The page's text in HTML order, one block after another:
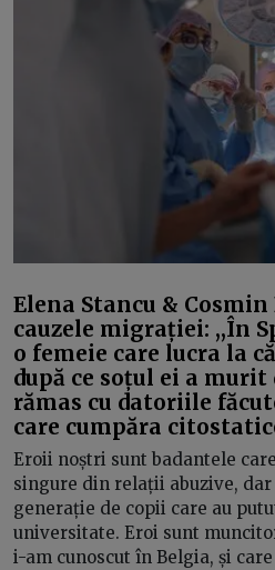
Elena Stancu &
cauzele migrației: ,,În
o femeie care lucra la
după ce soțul ei a murit
rămas cu datoriile
care cumpăra
Eroii noștri sunt badantele
singure din relații abuzive,
generație de copii care au
universitate. Eroi sunt
i-am cunoscut în Belgia, și